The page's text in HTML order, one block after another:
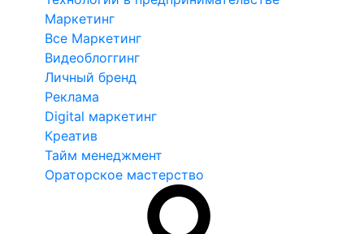
Маркетинг
Все Маркетинг
Видеоблоггинг
Личный бренд
Реклама
Digital маркетинг
Креатив
Тайм менеджмент
Ораторское мастерство